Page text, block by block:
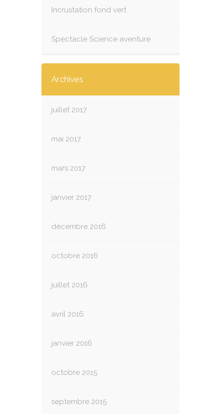
Incrustation fond vert
Spectacle Science aventure
Archives
juillet 2017
mai 2017
mars 2017
janvier 2017
décembre 2016
octobre 2016
juillet 2016
avril 2016
janvier 2016
octobre 2015
septembre 2015